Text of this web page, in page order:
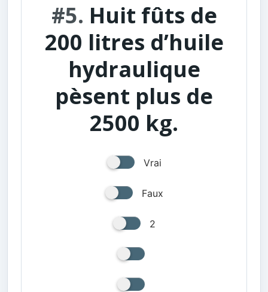
#5. Huit fûts de
200 litres d’huile
hydraulique
pèsent plus de
2500 kg.
Vrai
Faux
2